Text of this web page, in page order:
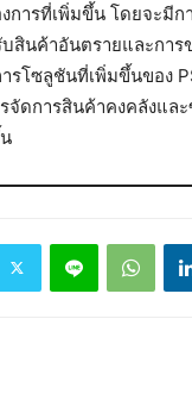
การที่เพิ่มขึ้น โดยจะมี
บสินค้าอันตรายและกา
รโซลูชันที่เพิ่มขึ้นของ
จัดการสินค้าคงคลังแล